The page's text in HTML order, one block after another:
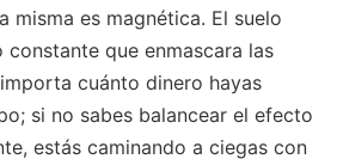
misma es magnética. El suelo
que enmascara las
cuánto dinero hayas
si no sabes balancear el efecto
estás caminando a ciegas con